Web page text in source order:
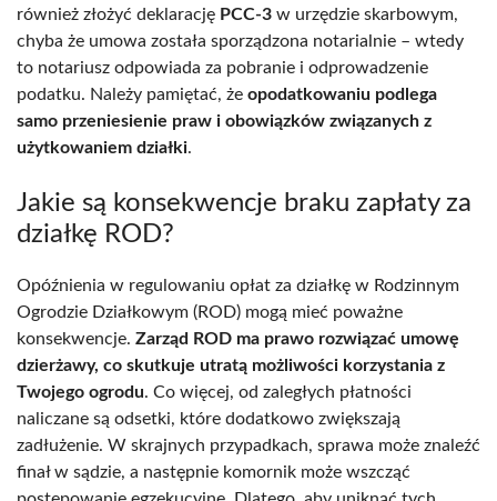
również złożyć deklarację PCC-3 w urzędzie skarbowym,
chyba że umowa została sporządzona notarialnie – wtedy
to notariusz odpowiada za pobranie i odprowadzenie
podatku. Należy pamiętać, że opodatkowaniu podlega
samo przeniesienie praw i obowiązków związanych z
użytkowaniem działki.
Jakie są konsekwencje braku zapłaty za
działkę ROD?
Opóźnienia w regulowaniu opłat za działkę w Rodzinnym
Ogrodzie Działkowym (ROD) mogą mieć poważne
konsekwencje. Zarząd ROD ma prawo rozwiązać umowę
dzierżawy, co skutkuje utratą możliwości korzystania z
Twojego ogrodu. Co więcej, od zaległych płatności
naliczane są odsetki, które dodatkowo zwiększają
zadłużenie. W skrajnych przypadkach, sprawa może znaleźć
finał w sądzie, a następnie komornik może wszcząć